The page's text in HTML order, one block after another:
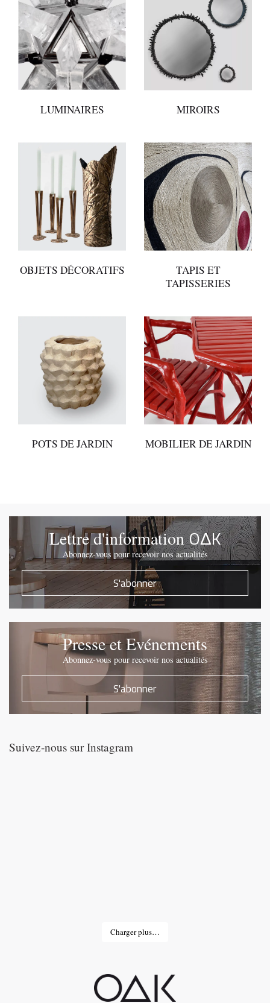
LUMINAIRES MIROIRS
OBJETS DÉCORATIFS
TAPIS ET
TAPISSERIES
POTS DE JARDIN MOBILIER DE JARDIN
Lettre d'informationOΔK
Abonnez-vous pour recevoir nos actualités
S'abonner
Presse et Evénements
Abonnez-vous pour recevoir nos actualités
S'abonner
Suivez-nous sur Instagram
Charger plus…